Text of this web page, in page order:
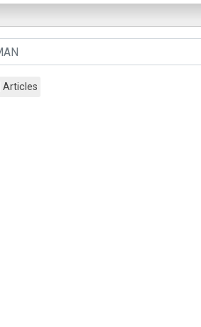
viennent de nous rejoindre sur WhatsApp
viennent de nous rejoindre sur WhatsApp
Articles